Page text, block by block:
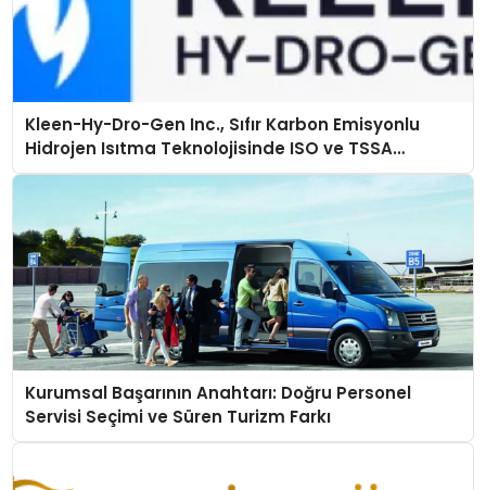
Kleen-Hy-Dro-Gen Inc., Sıfır Karbon Emisyonlu
Hidrojen Isıtma Teknolojisinde ISO ve TSSA
Düzenleyici Onaylarını Aldı
Kurumsal Başarının Anahtarı: Doğru Personel
Servisi Seçimi ve Süren Turizm Farkı